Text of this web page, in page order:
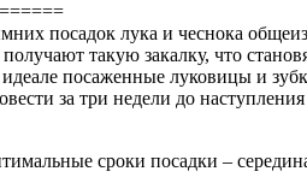
посадок лука и чеснока
такую закалку, что
посаженные луковицы и зубки
за три недели до
сроки посадки –